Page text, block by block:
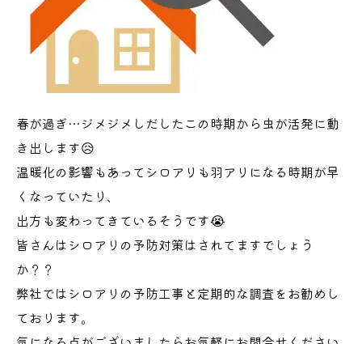
春が過ぎ…ジメジメしだしたこの時期から虫が活発に動
き出します😥
温暖化の影響もあってシロアリも羽アリになる時期が早
くなっていたり、
出方も変わってきているそうです😭
皆さんはシロアリの予防対策はされてますでしょう
か？？
弊社ではシロアリの予防工事と定期的な調査をお勧めし
ております。